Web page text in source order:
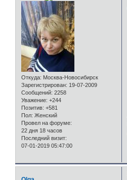
Откуда: Москва-Новосибирск
Зарегистрирован: 19-07-2009
Сообщений: 2258
Уважение: +244
Позитив: +581
Пол: Женский
Провел на форуме:
22 дня 18 часов
Последний визит:
07-01-2019 05:47:00